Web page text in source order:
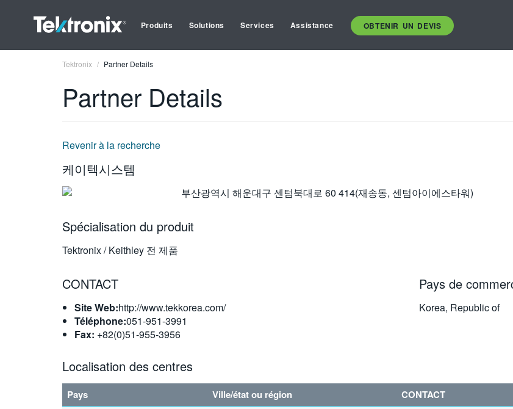
Produits Solutions Services Assistance OBTENIR UN DEVIS
Tektronix Partner Details
Partner Details
Revenir à la recherche
케이텍시스템
부산광역시 해운대구 센텀북대로 60 414(재송동, 센텀아이에스타워)
Spécialisation du produit
Tektronix / Keithley 전 제품
CONTACT
Site Web:http://www.tekkorea.com/
Téléphone:051-951-3991
Fax: +82(0)51-955-3956
Pays de
Korea, Republic of
Localisation des centres
Pays Ville/état ou région CONTACT